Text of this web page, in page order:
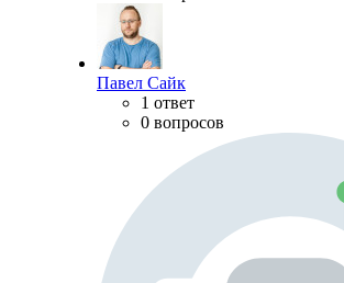
Павел Сайк
1 ответ
0 вопросов